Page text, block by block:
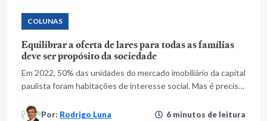
COLUNAS
Equilibrar a oferta de lares para todas as famílias
deve ser propósito da sociedade
Em 2022, 50% das unidades do mercado imobiliário da capital
paulista foram habitações de interesse social. Mas é preciso
tragédia no Litoral Norte de São Paulo
Por: Rodrigo Luna 6 minutos de leitura